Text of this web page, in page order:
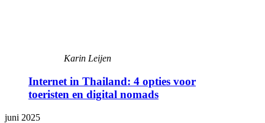
Karin Leijen
Internet in Thailand: 4 opties voor
toeristen en digital nomads
juni 2025